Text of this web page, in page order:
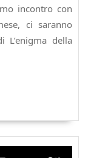
incontro con
ci saranno
L’enigma della